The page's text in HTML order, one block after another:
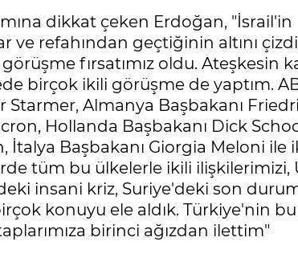
dikkat çeken Erdoğan, "İsrail'in
ve refahından geçtiğinin altını
fırsatımız oldu. Ateşkesin
birçok ikili görüşme de yaptım.
Almanya Başbakanı
Hollanda Başbakanı Dick
İtalya Başbakanı Giorgia Meloni ile
tüm bu ülkelerle ikili ilişkilerimizi,
insani kriz, Suriye'deki son
konuyu ele aldık. Türkiye'nin bu
birinci ağızdan ilettim"